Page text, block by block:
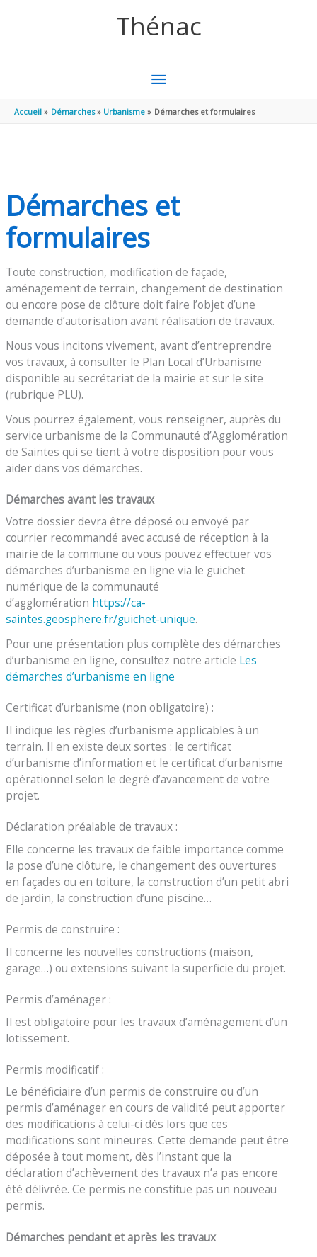
Thénac
MENU
PRINCIPAL
Accueil Démarches Urbanisme Démarches et formulaires
Démarches et
formulaires
Toute construction, modification de façade,
aménagement de terrain, changement de destination
ou encore pose de clôture doit faire l’objet d’une
demande d’autorisation avant réalisation de travaux.
Nous vous incitons vivement, avant d’entreprendre
vos travaux, à consulter le Plan Local d’Urbanisme
disponible au secrétariat de la mairie et sur le site
(rubrique PLU).
Vous pourrez également, vous renseigner, auprès du
service urbanisme de la Communauté d’Agglomération
de Saintes qui se tient à votre disposition pour vous
aider dans vos démarches.
Démarches avant les travaux
Votre dossier devra être déposé ou envoyé par
courrier recommandé avec accusé de réception à la
mairie de la commune ou vous pouvez effectuer vos
démarches d’urbanisme en ligne via le guichet
numérique de la communauté
d’agglomération https://ca-
saintes.geosphere.fr/guichet-unique.
Pour une présentation plus complète des démarches
d’urbanisme en ligne, consultez notre article Les
démarches d’urbanisme en ligne
Certificat d’urbanisme (non obligatoire) :
Il indique les règles d’urbanisme applicables à un
terrain. Il en existe deux sortes : le certificat
d’urbanisme d’information et le certificat d’urbanisme
opérationnel selon le degré d’avancement de votre
projet.
Déclaration préalable de travaux :
Elle concerne les travaux de faible importance comme
la pose d’une clôture, le changement des ouvertures
en façades ou en toiture, la construction d’un petit abri
de jardin, la construction d’une piscine…
Permis de construire :
Il concerne les nouvelles constructions (maison,
garage…) ou extensions suivant la superficie du projet.
Permis d’aménager :
Il est obligatoire pour les travaux d’aménagement d’un
lotissement.
Permis modificatif :
Le bénéficiaire d’un permis de construire ou d’un
permis d’aménager en cours de validité peut apporter
des modifications à celui-ci dès lors que ces
modifications sont mineures. Cette demande peut être
déposée à tout moment, dès l’instant que la
déclaration d’achèvement des travaux n’a pas encore
été délivrée. Ce permis ne constitue pas un nouveau
permis.
Démarches pendant et après les travaux